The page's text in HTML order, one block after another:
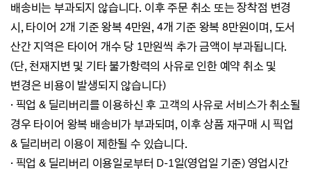
배송비는 부과되지 않습니다. 이후 주문 취소 또는 장착점 변경
시, 타이어 2개 기준 왕복 4만원, 4개 기준 왕복 8만원이며, 도서
산간 지역은 타이어 개수 당 1만원씩 추가 금액이 부과됩니다.
(단, 천재지변 및 기타 불가항력의 사유로 인한 예약 취소 및
변경은 비용이 발생되지 않습니다)
· 픽업 & 딜리버리를 이용하신 후 고객의 사유로 서비스가 취소될
경우 타이어 왕복 배송비가 부과되며, 이후 상품 재구매 시픽업
& 딜리버리 이용이 제한될 수 있습니다.
· 픽업 & 딜리버리 이용일로부터 D-1일(영업일 기준) 영업시간